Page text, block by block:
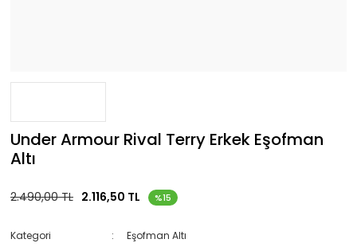
Under Armour Rival Terry Erkek Eşofman
Altı
2.490,00 TL 2.116,50 TL %15
Kategori
Eşofman Altı